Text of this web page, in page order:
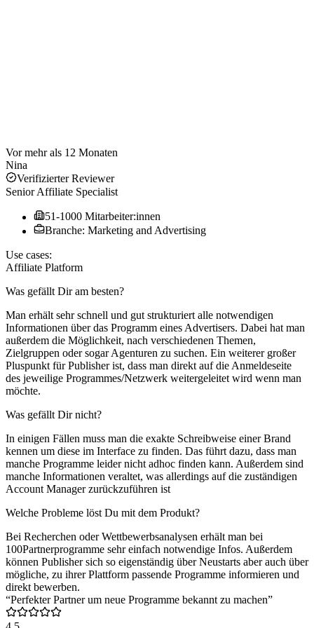
Vor mehr als 12 Monaten
Nina
Verifizierter Reviewer
Senior Affiliate Specialist
51-1000 Mitarbeiter:innen
Branche: Marketing and Advertising
Use cases:
Affiliate Platform
Was gefällt Dir am besten?
Man erhält sehr schnell und gut strukturiert alle notwendigen
Informationen über das Programm eines Advertisers. Dabei hat man
außerdem die Möglichkeit, nach verschiedenen Themen,
Zielgruppen oder sogar Agenturen zu suchen. Ein weiterer großer
Pluspunkt für Publisher ist, dass man direkt auf die Anmeldeseite
des jeweilige Programmes/Netzwerk weitergeleitet wird wenn man
möchte.
Was gefällt Dir nicht?
In einigen Fällen muss man die exakte Schreibweise einer Brand
kennen um diese im Interface zu finden. Das führt dazu, dass man
manche Programme leider nicht adhoc finden kann. Außerdem sind
manche Informationen veraltet, was allerdings auf die zuständigen
Account Manager zurückzuführen ist
Welche Probleme löst Du mit dem Produkt?
Bei Recherchen oder Wettbewerbsanalysen erhält man bei
100Partnerprogramme sehr einfach notwendige Infos. Außerdem
können Publisher sich so eigenständig über Neustarts aber auch über
mögliche, zu ihrer Plattform passende Programme informieren und
direkt bewerben.
“Perfekter Partner um neue Programme bekannt zu machen”